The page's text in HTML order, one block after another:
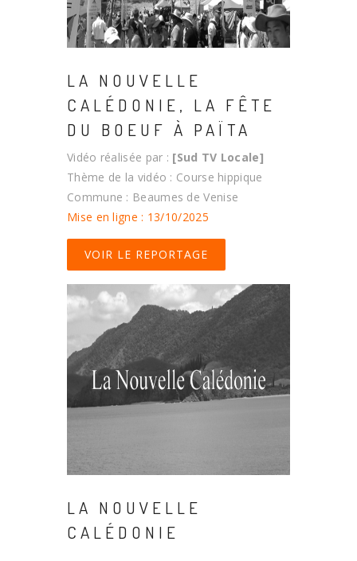
LA NOUVELLE
CALÉDONIE, LA FÊTE
DU BOEUF À PAÏTA
Vidéo réalisée par : [Sud TV Locale]
Thème de la vidéo : Course hippique
Commune : Beaumes de Venise
Mise en ligne : 13/10/2025
VOIR LE REPORTAGE
LA NOUVELLE
CALÉDONIE